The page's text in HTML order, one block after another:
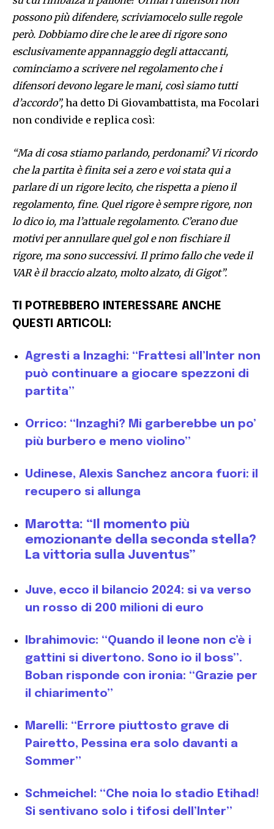
possono più difendere, scriviamocelo sulle regole
però. Dobbiamo dire che le aree di rigore sono
esclusivamente appannaggio degli attaccanti,
cominciamo a scrivere nel regolamento che i
difensori devono legare le mani, così siamo tutti
d’accordo”, ha detto Di Giovambattista, ma Focolari
non condivide e replica così:
“Ma di cosa stiamo parlando, perdonami? Vi ricordo
che la partita è finita sei a zero e voi stata qui a
parlare di un rigore lecito, che rispetta a pieno il
regolamento, fine. Quel rigore è sempre rigore, non
lo dico io, ma l’attuale regolamento. C’erano due
motivi per annullare quel gol e non fischiare il
rigore, ma sono successivi. Il primo fallo che vede il
VAR è il braccio alzato, molto alzato, di Gigot”.
TI POTREBBERO INTERESSARE ANCHE
QUESTI ARTICOLI:
Agresti a Inzaghi: “Frattesi all’Inter non
può continuare a giocare spezzoni di
partita”
Orrico: “Inzaghi? Mi garberebbe un po’
più burbero e meno violino”
Udinese, Alexis Sanchez ancora fuori: il
recupero si allunga
Marotta: “Il momento più
emozionante della seconda stella?
La vittoria sulla Juventus”
Juve, ecco il bilancio 2024: si va verso
un rosso di 200 milioni di euro
Ibrahimovic: “Quando il leone non c’è i
gattini si divertono. Sono io il boss”.
Boban risponde con ironia: “Grazie per
il chiarimento”
Marelli: “Errore piuttosto grave di
Pairetto, Pessina era solo davanti a
Sommer”
Schmeichel: “Che noia lo stadio Etihad!
Si sentivano solo i tifosi dell’Inter”